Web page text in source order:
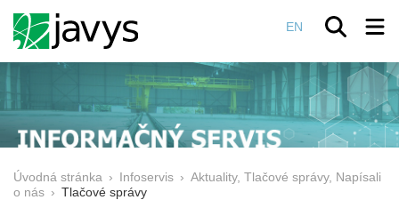
EN
Úvodná stránka › Infoservis › Aktuality, Tlačové správy, Napísali
o nás › Tlačové správy